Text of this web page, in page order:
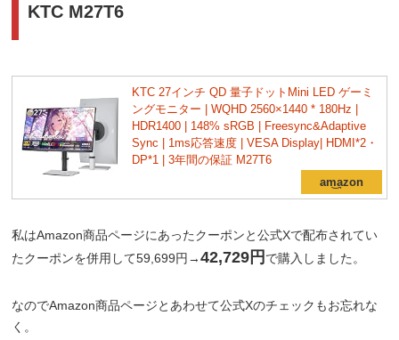
KTC M27T6
KTC 27インチ QD 量子ドットMini LED ゲーミ
ングモニター | WQHD 2560×1440 * 180Hz |
HDR1400 | 148% sRGB | Freesync&Adaptive
Sync | 1ms応答速度 | VESA Display| HDMI*2・
DP*1 | 3年間の保証 M27T6
私はAmazon商品ページにあったクーポンと公式Xで配布されてい
たクーポンを併用して59,699円→42,729円 で購入しました。
なのでAmazon商品ページとあわせて公式Xのチェックもお忘れな
く。